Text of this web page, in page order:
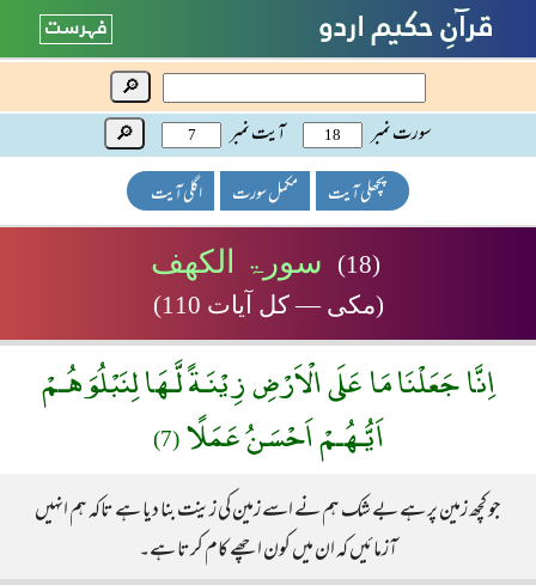
🔎
سورت نمبر آیت نمبر 🔎
پچھلی آیت مکمل سورت اگلی آیت
(18) سورۃ الکھف
(مکی — کل آیات 110)
اِنَّا جَعَلْنَا مَا عَلَى الْاَرْضِ زِيْنَـةً لَّـهَا لِنَبْلُوَهُـمْ
اَيُّـهُـمْ اَحْسَنُ عَمَلًا(7)
جو کچھ زمین پر ہے بے شک ہم نے اسے زمین کی زینت بنا دیا ہے تاکہ ہم انہیں
آزمائیں کہ ان میں کون اچھے کام کرتا ہے۔